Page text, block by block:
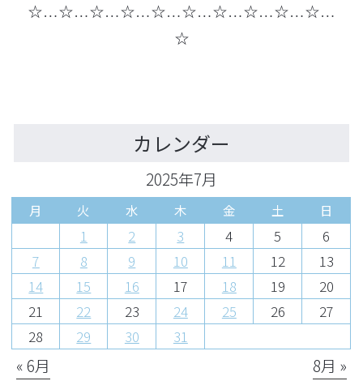
☆…☆…☆…☆…☆…☆…☆…☆…☆…☆…
☆
カレンダー
2025年7月
月 火 水 木 金 土 日
1 2 3 4 5
6
7
8 9 10 11 12
13
14
15 16 17 18 19
20
21
22 23 24 25 26
27
28
29 30 31
« 6月 8月 »